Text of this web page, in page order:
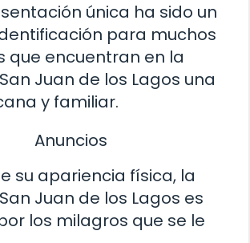
única ha sido un
para muchos
que encuentran en la
Juan de los Lagos una
y familiar.
Anuncios
su apariencia física, la
Juan de los Lagos es
los milagros que se le